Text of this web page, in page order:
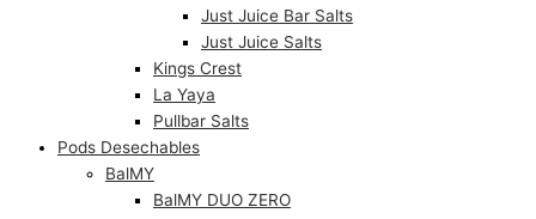
Just Juice Bar Salts
Just Juice Salts
Kings Crest
La Yaya
Pullbar Salts
Pods Desechables
BalMY
BalMY DUO ZERO